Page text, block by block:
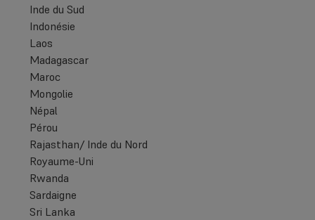
Inde du Sud
Indonésie
Laos
Madagascar
Maroc
Mongolie
Népal
Pérou
Rajasthan/ Inde du Nord
Royaume-Uni
Rwanda
Sardaigne
Sri Lanka